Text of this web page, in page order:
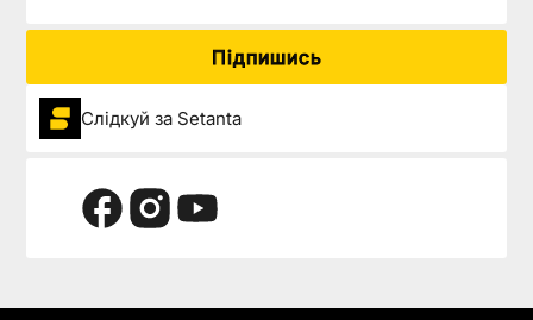
Підпишись
Слідкуй за Setanta